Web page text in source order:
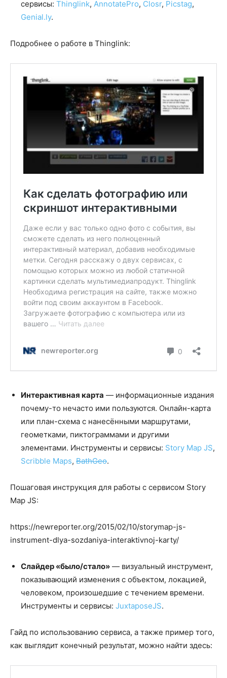
сервисы: Thinglink, AnnotatePro, Closr, Picstag,
Genial.ly.
Подробнее о работе в Thinglink:
Интерактивная карта — информационные издания
почему-то нечасто ими пользуются. Онлайн-карта
или план-схема с нанесёнными маршрутами,
геометками, пиктограммами и другими
элементами. Инструменты и сервисы: Story Map JS,
Scribble Maps, BathGeo.
Пошаговая инструкция для работы с сервисом Story
Map JS:
https://newreporter.org/2015/02/10/storymap-js-
instrument-dlya-sozdaniya-interaktivnoj-karty/
Слайдер «было/стало» — визуальный инструмент,
показывающий изменения с объектом, локацией,
человеком, произошедшие с течением времени.
Инструменты и сервисы: JuxtaposeJS.
Гайд по использованию сервиса, а также пример того,
как выглядит конечный результат, можно найти здесь: